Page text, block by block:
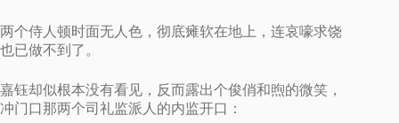
两个侍人顿时面无人色，彻底瘫软在地上，连哀嚎求饶
也已做不到了。
嘉钰却似根本没有看见，反而露出个俊俏和煦的微笑，
冲门口那两个司礼监派人的内监开口：